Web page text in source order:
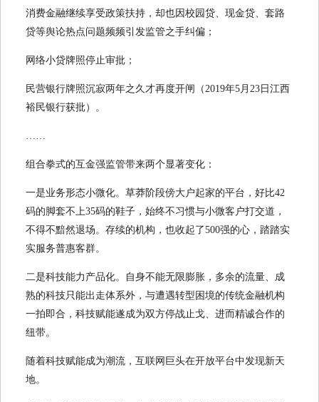
消费金融继续享受政策扶持，却也因校园贷、现金贷、套路
贷等舆论热点问题频频引发监管之手纠偏；
网络小贷牌照停止审批；
民营银行牌照沉寂两年之久才再度开闸（2019年5月23日江西
裕民银行获批）。
……
组合拳式的互金强监管带来两个显著变化：
一是业务形态小微化。草莽阶段傍大户起家的平台，好比42
码的脚套不上35码的鞋子，始终不习惯与小微客户打交道，
不得不黯然退场。存续的机构，也收起了500强的心，踏踏实
实服务普惠客群。
二是科技能力产品化。自身不能无限膨胀，多余的流量、成
熟的科技只能出走体系外，与遭遇转型困境的传统金融机构
一拍即合，科技赋能遂成为双方停战止戈、进而精诚合作的
纽带。
随着科技赋能成为潮流，互联网巨头在开放平台中发现新天
地。